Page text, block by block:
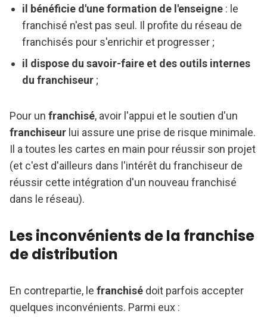
il bénéficie d'une formation de l'enseigne: le
franchisé n'est pas seul. Il profite du réseau de
franchisés pour s'enrichir et progresser ;
il dispose du savoir-faire et des outils internes
du franchiseur;
Pour un franchisé, avoir l'appui et le soutien d'un
franchiseur lui assure une prise de risque minimale.
Il a toutes les cartes en main pour réussir son projet
(et c'est d'ailleurs dans l'intérêt du franchiseur de
réussir cette intégration d'un nouveau franchisé
dans le réseau).
Les inconvénients de la franchise
de distribution
En contrepartie, le franchisé doit parfois accepter
quelques inconvénients. Parmi eux :